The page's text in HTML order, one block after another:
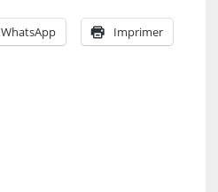
WhatsApp Imprimer